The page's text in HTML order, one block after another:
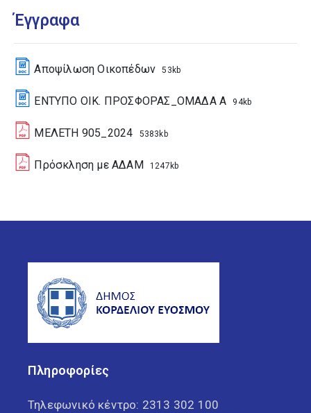
Έγγραφα
Αποψίλωση Οικοπέδων 53kb
ΕΝΤΥΠΟ ΟΙΚ. ΠΡΟΣΦΟΡΑΣ_ΟΜΑΔΑ Α 94kb
ΜΕΛΕΤΗ 905_2024 5383kb
Πρόσκληση με ΑΔΑΜ 1247kb
Πληροφορίες
Τηλεφωνικό κέντρο: 2313 302 100